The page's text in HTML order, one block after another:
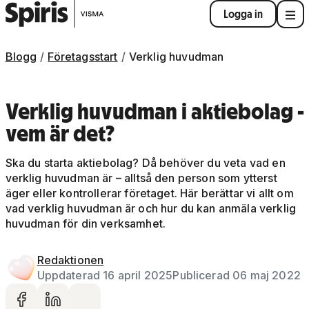
Logga in
Blogg Företagsstart Verklig huvudman
Verklig huvudman i aktiebolag -
vem är det?
Ska du starta aktiebolag? Då behöver du veta vad en
verklig huvudman är – alltså den person som ytterst
äger eller kontrollerar företaget. Här berättar vi allt om
vad verklig huvudman är och hur du kan anmäla verklig
huvudman för din verksamhet.
Redaktionen
Uppdaterad 16 april 2025Publicerad 06 maj 2022